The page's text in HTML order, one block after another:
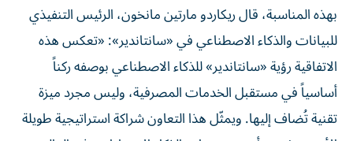
بهذه المناسبة، قال ريكاردو مارتين مانخون، الرئيس التنفيذي
للبيانات والذكاء الاصطناعي في «سانتاندير»: «تعكس هذه
الاتفاقية رؤية «سانتاندير» للذكاء الاصطناعي بوصفه ركناً
أساسياً في مستقبل الخدمات المصرفية، وليس مجرد ميزة
تقنية تُضاف إليها. ويمثّل هذا التعاون شراكة استراتيجية طويلة